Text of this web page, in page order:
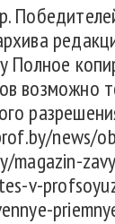
Полное
возможно
news/
magazin-
v-